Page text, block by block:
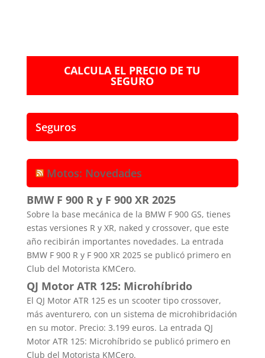
CALCULA EL PRECIO DE TU
SEGURO
Seguros
Motos: Novedades
BMW F 900 R y F 900 XR 2025
Sobre la base mecánica de la BMW F 900 GS, tienes
estas versiones R y XR, naked y crossover, que este
año recibirán importantes novedades. La entrada
BMW F 900 R y F 900 XR 2025 se publicó primero en
Club del Motorista KMCero.
QJ Motor ATR 125: Microhíbrido
El QJ Motor ATR 125 es un scooter tipo crossover,
más aventurero, con un sistema de microhibridación
en su motor. Precio: 3.199 euros. La entrada QJ
Motor ATR 125: Microhíbrido se publicó primero en
Club del Motorista KMCero.